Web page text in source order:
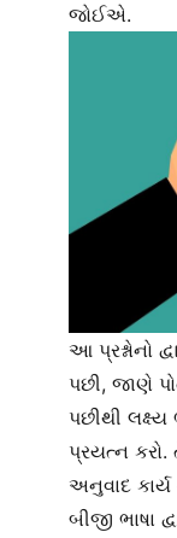
જોઈએ.
આ પ્રશ્નોનો
પછી, જાણે
પછીથી
પ્રયત્ન
અનુવાદ
બીજી ભાષા